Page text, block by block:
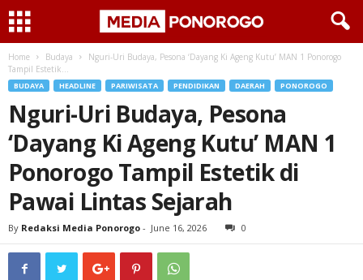
Home Budaya
Nguri-Uri Budaya, Pesona ‘Dayang Ki Ageng Kutu’ MAN 1 Ponorogo
Tampil Estetik...
BUDAYA HEADLINE PARIWISATA PENDIDIKAN DAERAH PONOROGO
Nguri-Uri Budaya, Pesona
‘Dayang Ki Ageng Kutu’ MAN 1
Ponorogo Tampil Estetik di
Pawai Lintas Sejarah
By Redaksi Media Ponorogo - June 16, 2026 0